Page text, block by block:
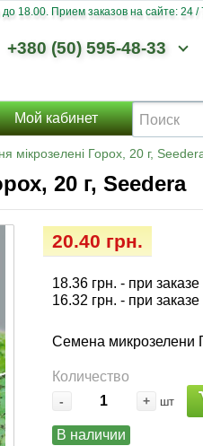
18.00. Прием заказов на сайте: 24 /
+380 (50) 595-48-33
Мой кабинет
мікрозелені Горох, 20 г,
20 г, Seedera
20.40 грн.
18.36 грн. - при заказе
16.32 грн. - при заказе
Семена микрозелени
Количество
- + шт
В наличии